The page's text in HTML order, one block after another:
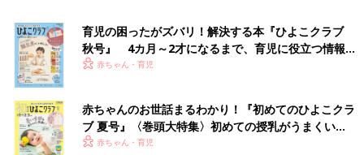
育児の困ったがズバリ！解決する本『ひよこクラブ
秋号』 4カ月～2才になるまで、育児に役立つ情報が
いっぱい！
赤ちゃん・育児
赤ちゃんのお世話まるわかり！『初めてのひよこクラ
ブ 夏号』〈巻頭大特集〉初めての授乳がうまくい
く！ おっぱい・ミルクの基本と夏のトラブル 解決テ
赤ちゃん・育児